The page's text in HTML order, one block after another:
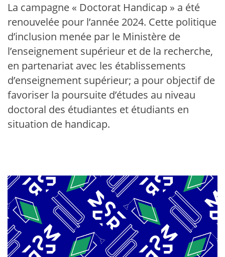
La campagne « Doctorat Handicap » a été
renouvelée pour l’année 2024. Cette politique
d’inclusion menée par le Ministère de
l’enseignement supérieur et de la recherche,
en partenariat avec les établissements
d’enseignement supérieur; a pour objectif de
favoriser la poursuite d’études au niveau
doctoral des étudiantes et étudiants en
situation de handicap.